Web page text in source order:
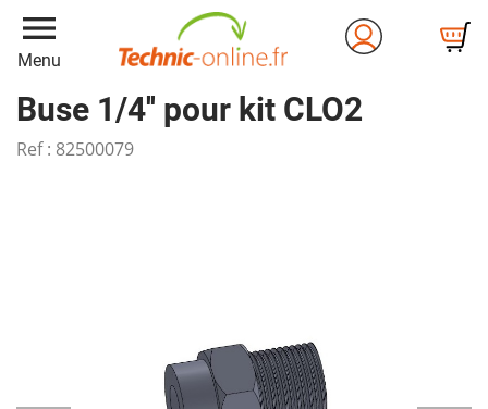
menu
Menu
Buse 1/4'' pour kit CLO2
Ref : 82500079